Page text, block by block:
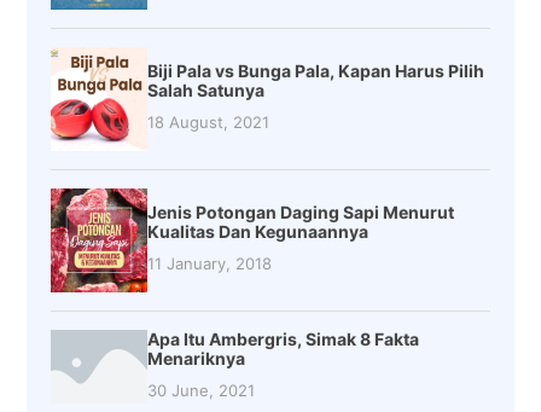
Biji Pala vs Bunga Pala, Kapan Harus Pilih
Salah Satunya
18 August, 2021
Jenis Potongan Daging Sapi Menurut
Kualitas Dan Kegunaannya
11 January, 2018
Apa Itu Ambergris, Simak 8 Fakta
Menariknya
30 June, 2021